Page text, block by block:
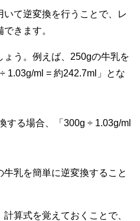
て逆変換を行うことで、レ
きます。
ょう。例えば、250gの牛乳を
1.03g/ml = 約242.7ml」とな
する場合、「300g ÷ 1.03g/ml
乳を簡単に逆変換すること
算式を覚えておくことで、